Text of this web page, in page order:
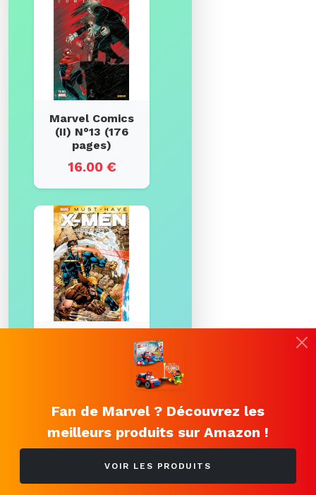
Marvel Comics
(II) N°13 (176
pages)
16.00 €
Best of Marvel
X-Men - Genèse
Fan de Marvel ? Découvrez les
meilleurs produits sur Amazon !
VOIR LES PRODUITS